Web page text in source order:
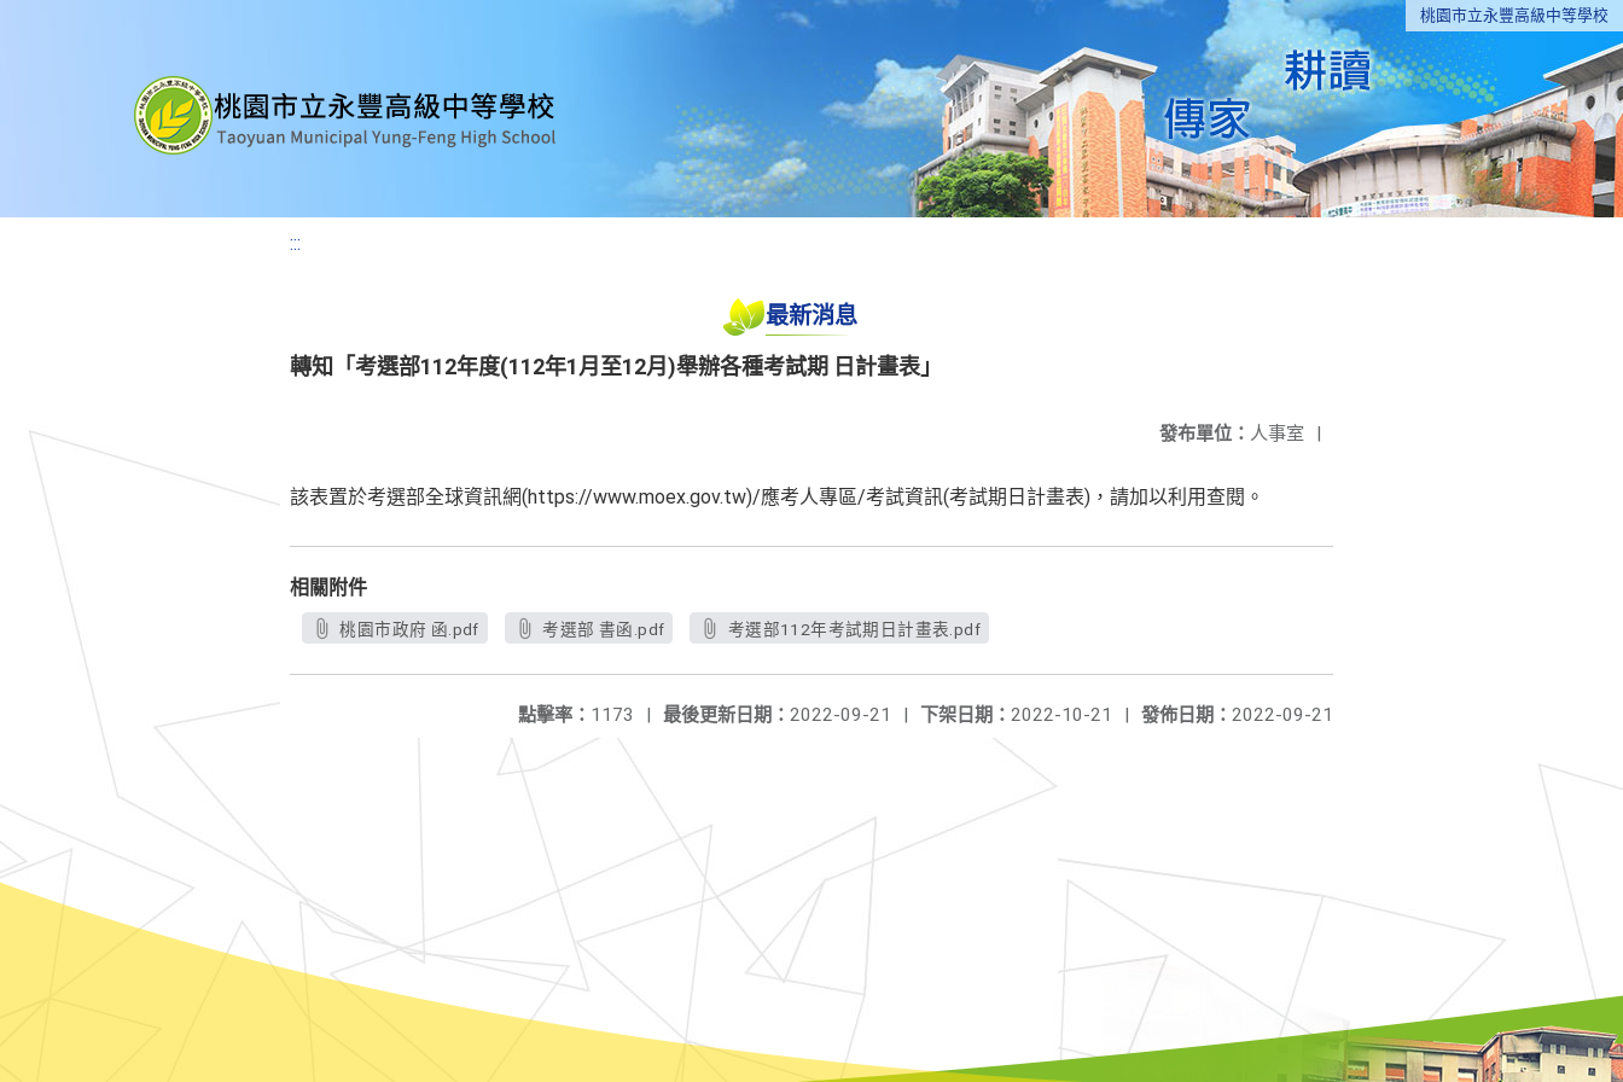
桃園市立永豐高級中等學校
:::
最新消息
轉知「考選部112年度(112年1月至12月)舉辦各種考試期 日計畫表」
發布單位： 人事室 |
該表置於考選部全球資訊網(https://www.moex.gov.tw)/應考人專區/考試資訊(考試期日計畫表)，請加以利用查閱。
相關附件
桃園市政府 函.pdf 考選部 書函.pdf 考選部112年考試期日計畫表.pdf
發佈日期： 2022-09-21
下架日期： 2022-10-21 |
最後更新日期： 2022-09-21 |
點擊率： 1173 |